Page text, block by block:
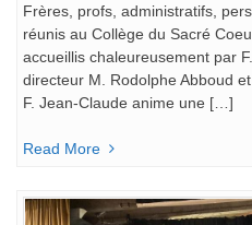
Frères, profs, administratifs,
réunis au Collège du Sacré
accueillis chaleureusement par
directeur M. Rodolphe Abboud et
F. Jean-Claude anime une […]
Read More